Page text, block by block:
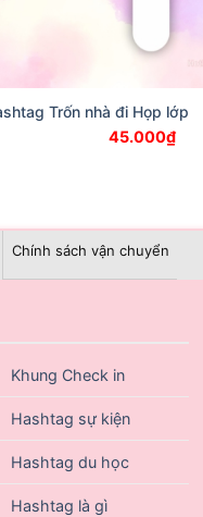
Trốn nhà đi Họp lớp
45.000₫
Chính sách vận chuyển
Khung Check in
Hashtag sự kiện
Hashtag du học
Hashtag là gì